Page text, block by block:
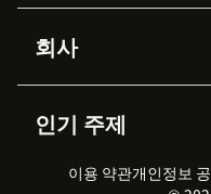
Advanced Data Privacy &
Protection
워크포스 관리
실시간 채팅
API & 개발자
AI 리서치
고객 사례
회사
채용 정보
지속 가능성 보고서
인기 주제
2026 CX 트렌드
이용 약관개인정보